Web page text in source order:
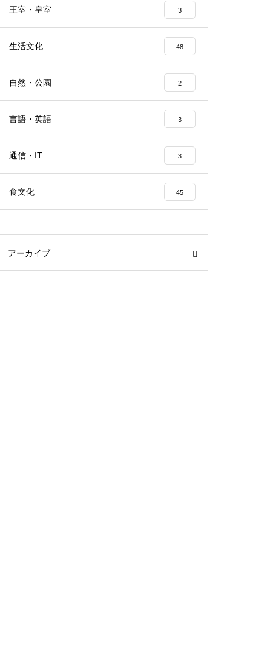
王室・皇室 3
生活文化 48
自然・公園 2
言語・英語 3
通信・IT 3
食文化 45
アーカイブ